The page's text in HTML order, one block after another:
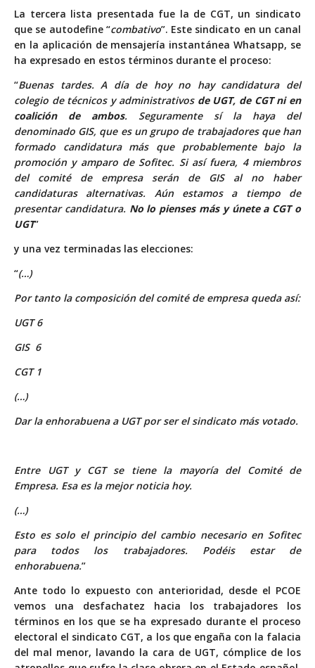
La tercera lista presentada fue la de CGT, un sindicato
que se autodefine “combativo”. Este sindicato en un canal
en la aplicación de mensajería instantánea Whatsapp, se
ha expresado en estos términos durante el proceso:
“Buenas tardes. A día de hoy no hay candidatura del
colegio de técnicos y administrativos de UGT, de CGT ni en
coalición de ambos. Seguramente sí la haya del
denominado GIS, que es un grupo de trabajadores que han
formado candidatura más que probablemente bajo la
promoción y amparo de Sofitec. Si así fuera, 4 miembros
del comité de empresa serán de GIS al no haber
candidaturas alternativas. Aún estamos a tiempo de
presentar candidatura. No lo pienses más y únete a CGT o
UGT”
y una vez terminadas las elecciones:
“(…)
Por tanto la composición del comité de empresa queda así:
UGT 6
GIS 6
CGT 1
(…)
Dar la enhorabuena a UGT por ser el sindicato más votado.
Entre UGT y CGT se tiene la mayoría del Comité de
Empresa. Esa es la mejor noticia hoy.
(…)
Esto es solo el principio del cambio necesario en Sofitec
para todos los trabajadores. Podéis estar de
enhorabuena.”
Ante todo lo expuesto con anterioridad, desde el PCOE
vemos una desfachatez hacia los trabajadores los
términos en los que se ha expresado durante el proceso
electoral el sindicato CGT, a los que engaña con la falacia
del mal menor, lavando la cara de UGT, cómplice de los